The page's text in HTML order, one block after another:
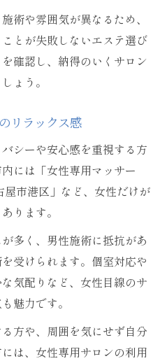
で感じるリフレッシュ効
ぶ癒やし時間の作り方
術や雰囲気が異なるため、
とが失敗しないエステ選び
確認し、納得のいくサロン
ょう。
リラックス感
シーや安心感を重視する方
には「女性専用マッサー
市港区」など、女性だけが
ります。
多く、男性施術に抵抗があ
受けられます。個室対応や
気配りなど、女性目線のサ
魅力です。
方や、周囲を気にせず自分
は、女性専用サロンの利用